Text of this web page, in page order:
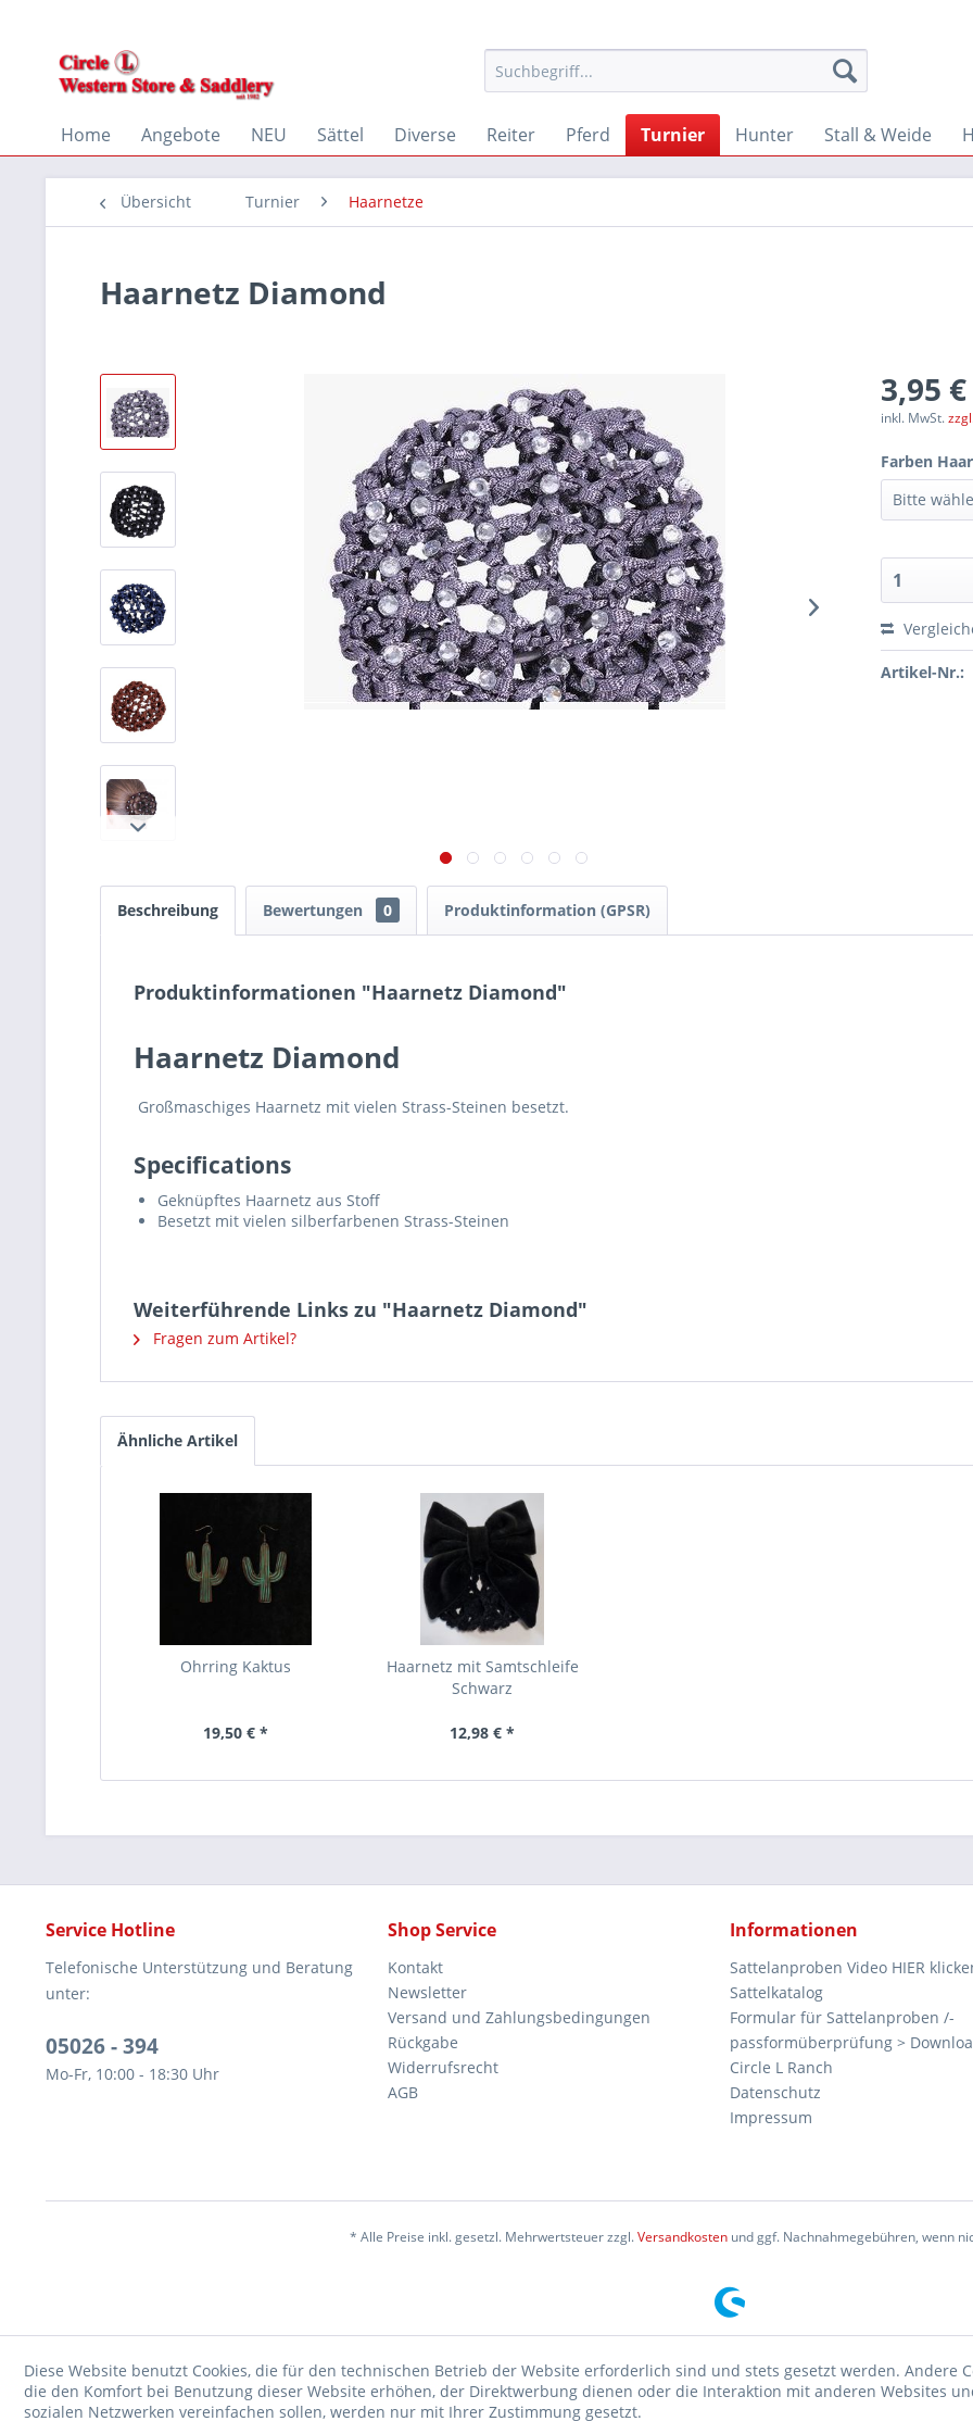
Home Angebote NEU Sättel Diverse Reiter Pferd Turnier Hunter Stall & Weide
Übersicht Turnier Haarnetze
Haarnetz Diamond
3,95
inkl. MwSt.
Farben
Artikel-Nr.:
Beschreibung Bewertungen 0 Produktinformation (GPSR)
Produktinformationen "Haarnetz Diamond"
Haarnetz Diamond
Großmaschiges Haarnetz mit vielen Strass-Steinen besetzt.
Specifications
Geknüpftes Haarnetz aus Stoff
Besetzt mit vielen silberfarbenen Strass-Steinen
Weiterführende Links zu "Haarnetz Diamond"
Fragen zum Artikel?
Ähnliche Artikel
Ohrring Kaktus
19,50 € *
Haarnetz mit Samtschleife
Schwarz
12,98 € *
Service Hotline
Telefonische Unterstützung und Beratung
unter:
05026 - 394
Mo-Fr, 10:00 - 18:30 Uhr
Shop Service
Kontakt
Newsletter
Versand und Zahlungsbedingungen
Rückgabe
Widerrufsrecht
AGB
Informationen
Sattelanproben Video HIER
Sattelkatalog
Formular für Sattelanproben /-
passformüberprüfung >
Circle L Ranch
Datenschutz
Impressum
* Alle Preise inkl. gesetzl. Mehrwertsteuer zzgl.Versandkostenund ggf. Nachnahmegebühren, wenn
Diese Website benutzt Cookies, die für den technischen Betrieb der Website erforderlich sind und stets gesetzt werden. Andere
die den Komfort bei Benutzung dieser Website erhöhen, der Direktwerbung dienen oder die Interaktion mit anderen Websites
sozialen Netzwerken vereinfachen sollen, werden nur mit Ihrer Zustimmung gesetzt.